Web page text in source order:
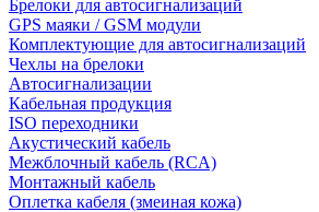
Брелоки для автосигнализаций
GPS маяки / GSM модули
Комплектующие для автосигнализаций
Чехлы на брелоки
Автосигнализации
Кабельная продукция
ISO переходники
Акустический кабель
Межблочный кабель (RCA)
Монтажный кабель
Оплетка кабеля (змеиная кожа)